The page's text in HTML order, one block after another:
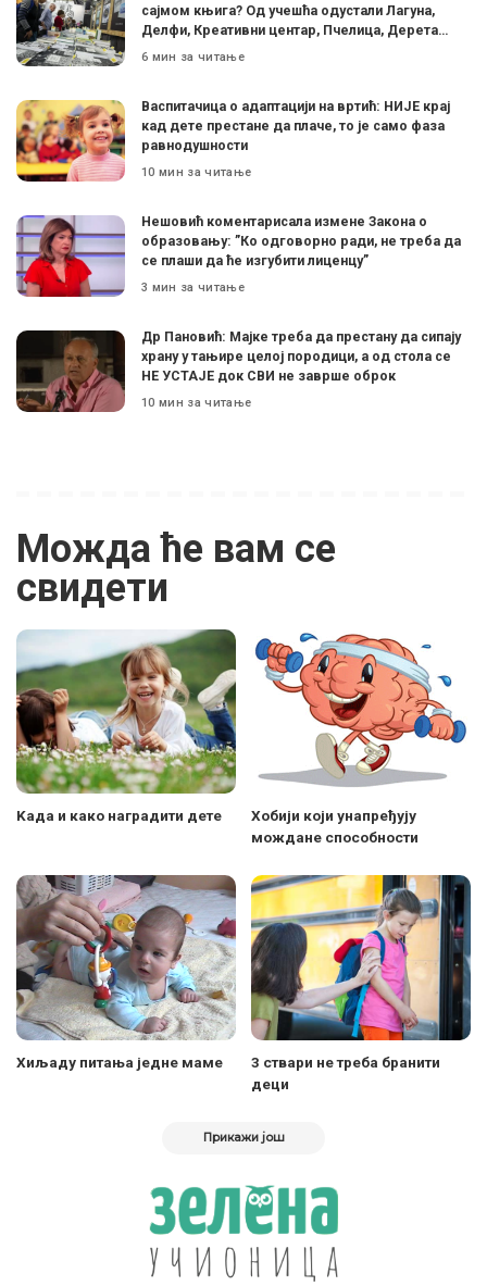
сајмом књига? Од учешћа одустали Лагуна,
Делфи, Креативни центар, Пчелица, Дерета…
6 мин за читање
Васпитачица о адаптацији на вртић: НИЈЕ крај
кад дете престане да плаче, то је само фаза
равнодушности
10 мин за читање
Нешовић коментарисала измене Закона о
образовању: ”Ко одговорно ради, не треба да
се плаши да ће изгубити лиценцу”
3 мин за читање
Др Пановић: Мајке треба да престану да сипају
храну у тањире целој породици, а од стола се
НЕ УСТАЈЕ док СВИ не заврше оброк
10 мин за читање
Можда ће вам се
свидети
Kaда и како наградити дете
Хобији који унапређују
мождане способности
Хиљаду питања једне маме
3 ствари не треба бранити
деци
Прикажи још